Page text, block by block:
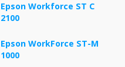
Epson Workforce ST C
2100
Epson WorkForce ST-M
1000